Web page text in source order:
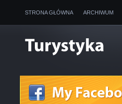
STRONA GŁÓWNA ARCHIWUM